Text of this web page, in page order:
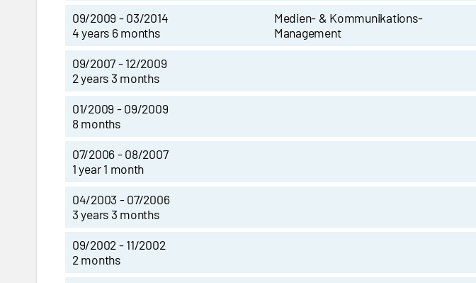
09/2009 - 03/2014
4 years 6 months
Medien- & Kommunikations-
Management
09/2007 - 12/2009
2 years 3 months
01/2009 - 09/2009
8 months
07/2006 - 08/2007
1 year 1 month
04/2003 - 07/2006
3 years 3 months
09/2002 - 11/2002
2 months